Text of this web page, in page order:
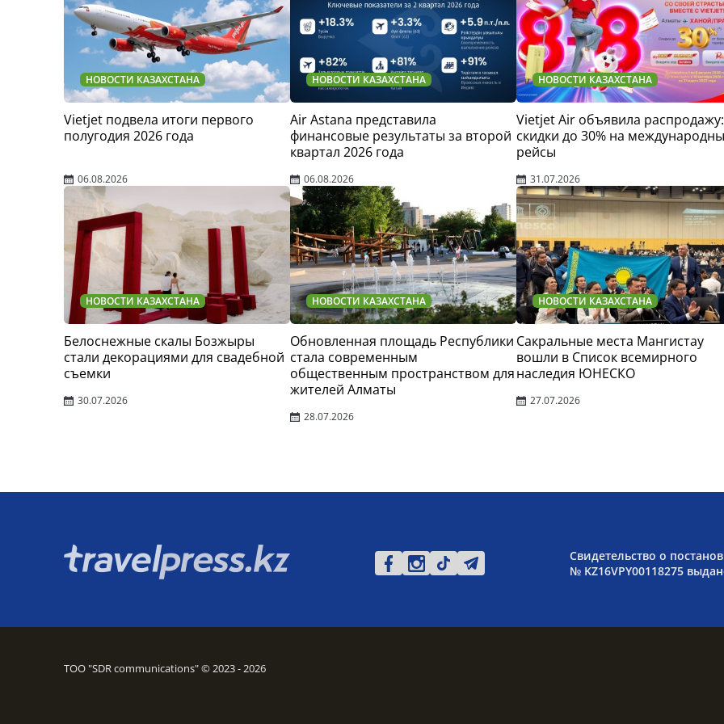
НОВОСТИ КАЗАХСТАНА
Vietjet подвела итоги первого
полугодия 2026 года
06.08.2026
НОВОСТИ КАЗАХСТАНА
Air Astana представила
финансовые результаты за второй
квартал 2026 года
06.08.2026
НОВОСТИ КАЗАХСТАНА
Vietjet Air объявила распродажу:
скидки до 30% на
рейсы
31.07.2026
НОВОСТИ КАЗАХСТАНА
Белоснежные скалы Бозжыры
стали декорациями для свадебной
съемки
30.07.2026
НОВОСТИ КАЗАХСТАНА
Обновленная площадь Республики
стала современным
общественным пространством для
жителей Алматы
28.07.2026
НОВОСТИ КАЗАХСТАНА
Сакральные места Мангистау
вошли в Список всемирного
наследия ЮНЕСКО
27.07.2026
Свидетельство о
№ KZ16VPY00118275
ТОО "SDR communications" © 2023 - 2026